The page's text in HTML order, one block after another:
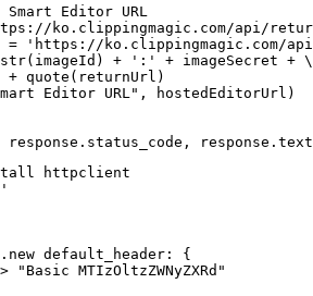
Smart Editor URL
ko.clippingmagic.com/api/
= 'https://ko.clippingmagic.com/
+ ':' + imageSecret + \
+ quote(returnUrl)
Editor URL", hostedEditorUrl)
httpclient
default_header: {
"Basic MTIzOltzZWNyZXRd"